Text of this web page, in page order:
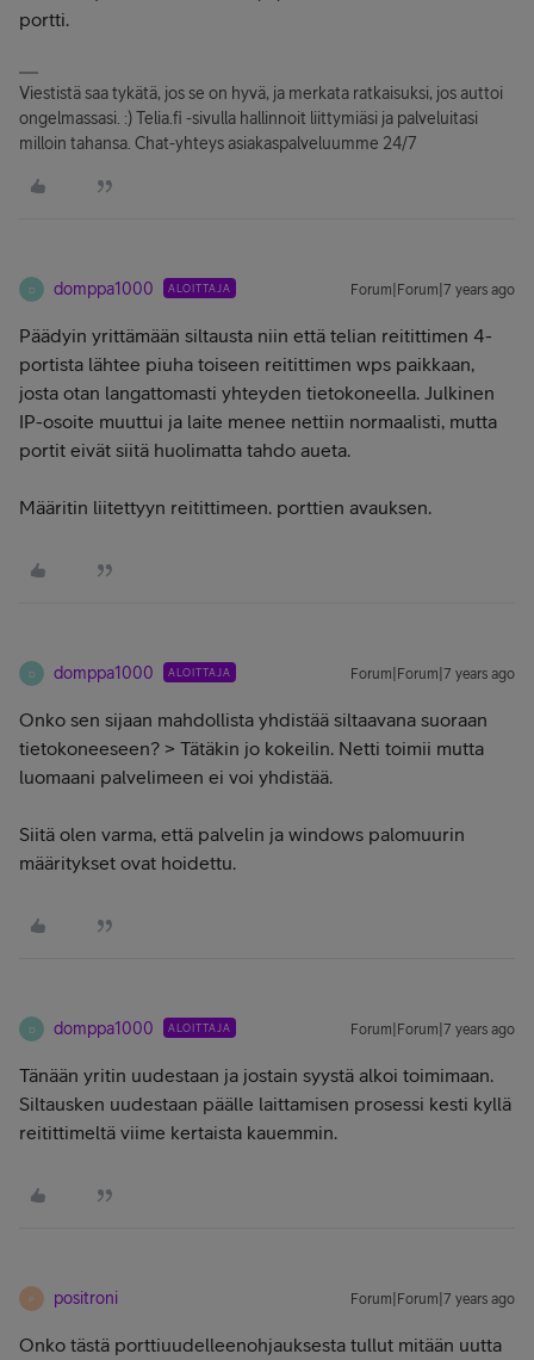
portti.
Viestistä saa tykätä, jos se on hyvä, ja merkata ratkaisuksi, jos auttoi
ongelmassasi. :) Telia.fi -sivulla hallinnoit liittymiäsi ja palveluitasi
milloin tahansa. Chat-yhteys asiakaspalveluumme 24/7
D domppa1000 ALOITTAJA Forum|Forum|7 years ago
Päädyin yrittämään siltausta niin että telian reitittimen 4-
portista lähtee piuha toiseen reitittimen wps paikkaan,
josta otan langattomasti yhteyden tietokoneella. Julkinen
IP-osoite muuttui ja laite menee nettiin normaalisti, mutta
portit eivät siitä huolimatta tahdo aueta.
Määritin liitettyyn reitittimeen. porttien avauksen.
D domppa1000 ALOITTAJA Forum|Forum|7 years ago
Onko sen sijaan mahdollista yhdistää siltaavana suoraan
tietokoneeseen? > Tätäkin jo kokeilin. Netti toimii mutta
luomaani palvelimeen ei voi yhdistää.
Siitä olen varma, että palvelin ja windows palomuurin
määritykset ovat hoidettu.
D domppa1000 ALOITTAJA Forum|Forum|7 years ago
Tänään yritin uudestaan ja jostain syystä alkoi toimimaan.
Siltausken uudestaan päälle laittamisen prosessi kesti kyllä
reitittimeltä viime kertaista kauemmin.
P positroni Forum|Forum|7 years ago
Onko tästä porttiuudelleenohjauksesta tullut mitään uutta